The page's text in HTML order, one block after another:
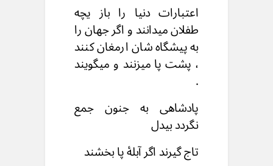
اعتبارات دنیا را باز یچه
طفلان میدانند و اگر جهان را
به پیشگاه شان ارمغان کنند
، پشت پا میزنند و میگویند
.
پادشاهی به جنون جمع
نگردد بیدل
تاج گیرند اگر آبلۀ پا بخشند